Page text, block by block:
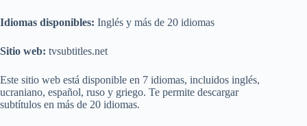
Idiomas disponibles: Inglés y más de 20 idiomas
Sitio web: tvsubtitles.net
Este sitio web está disponible en 7 idiomas, incluidos inglés,
ucraniano, español, ruso y griego. Te permite descargar
subtítulos en más de 20 idiomas.